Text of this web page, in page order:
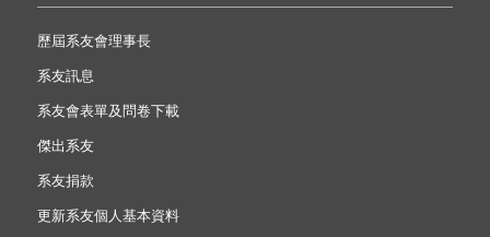
歷屆系友會理事長
系友訊息
系友會表單及問卷下載
傑出系友
系友捐款
更新系友個人基本資料